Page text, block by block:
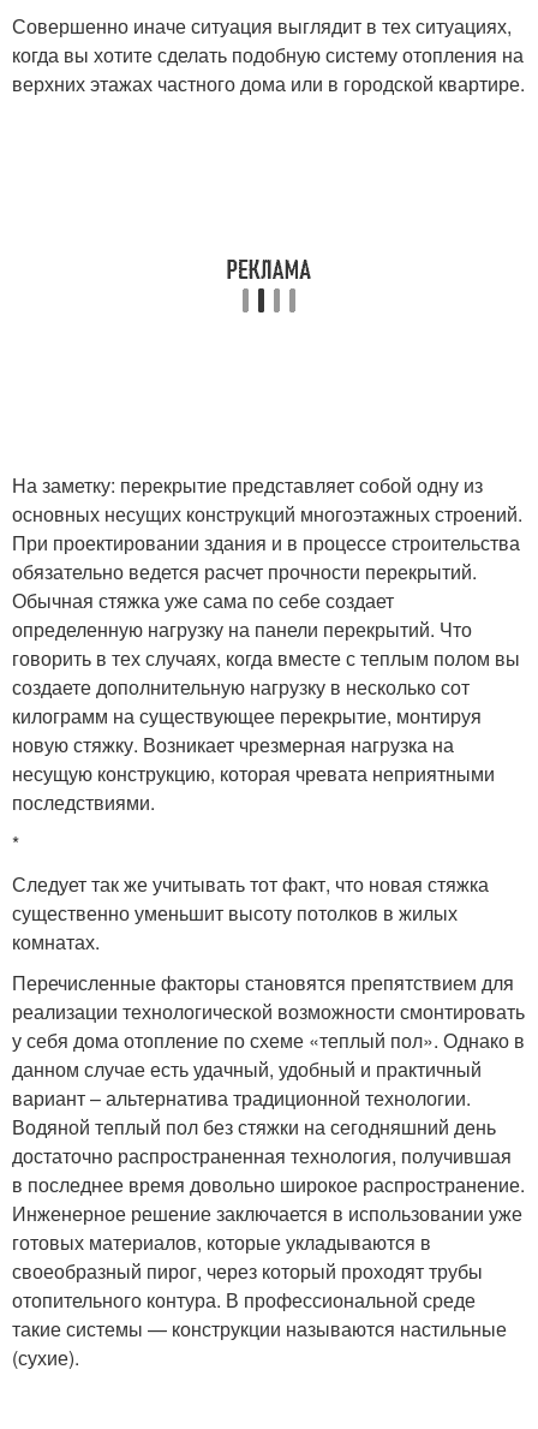
Совершенно иначе ситуация выглядит в тех ситуациях,
когда вы хотите сделать подобную систему отопления на
верхних этажах частного дома или в городской квартире.
На заметку: перекрытие представляет собой одну из
основных несущих конструкций многоэтажных строений.
При проектировании здания и в процессе строительства
обязательно ведется расчет прочности перекрытий.
Обычная стяжка уже сама по себе создает
определенную нагрузку на панели перекрытий. Что
говорить в тех случаях, когда вместе с теплым полом вы
создаете дополнительную нагрузку в несколько сот
килограмм на существующее перекрытие, монтируя
новую стяжку. Возникает чрезмерная нагрузка на
несущую конструкцию, которая чревата неприятными
последствиями.
*
Следует так же учитывать тот факт, что новая стяжка
существенно уменьшит высоту потолков в жилых
комнатах.
Перечисленные факторы становятся препятствием для
реализации технологической возможности смонтировать
у себя дома отопление по схеме «теплый пол». Однако в
данном случае есть удачный, удобный и практичный
вариант – альтернатива традиционной технологии.
Водяной теплый пол без стяжки на сегодняшний день
достаточно распространенная технология, получившая
в последнее время довольно широкое распространение.
Инженерное решение заключается в использовании уже
готовых материалов, которые укладываются в
своеобразный пирог, через который проходят трубы
отопительного контура. В профессиональной среде
такие системы — конструкции называются настильные
(сухие).